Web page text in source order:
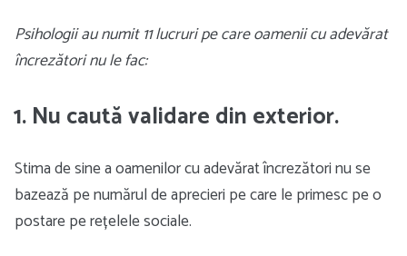
Psihologii au numit 11 lucruri pe care oamenii cu adevărat
încrezători nu le fac:
1. Nu caută validare din exterior.
Stima de sine a oamenilor cu adevărat încrezători nu se
bazează pe numărul de aprecieri pe care le primesc pe o
postare pe rețelele sociale.